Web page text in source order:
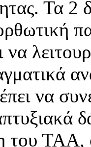
Τα
να
του ΤΑΑ,